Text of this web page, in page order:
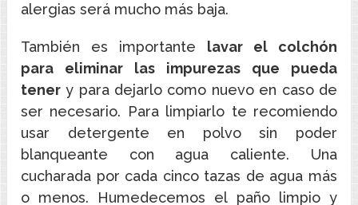
alergias será mucho más baja.
También es importante lavar el colchón
para eliminar las impurezas que pueda
tener y para dejarlo como nuevo en caso de
ser necesario. Para limpiarlo te recomiendo
usar detergente en polvo sin poder
blanqueante con agua caliente. Una
cucharada por cada cinco tazas de agua más
o menos. Humedecemos el paño limpio y